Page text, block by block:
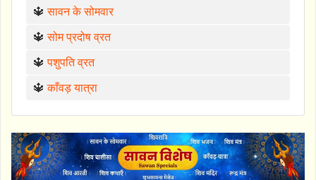
🔱सावन के सोमवार
🔱सोम प्रदोष व्रत
🔱पशुपति व्रत
🔱काँवड़ यात्रा